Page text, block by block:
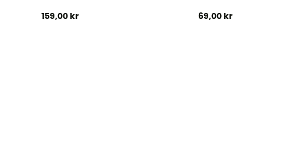
159,00 kr 69,00 kr